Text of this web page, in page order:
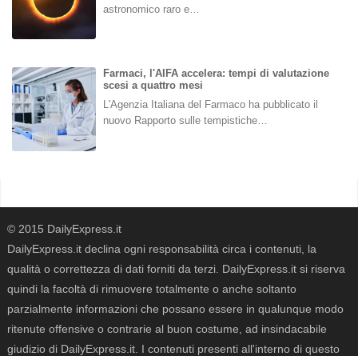
astronomico raro e…
Farmaci, l'AIFA accelera: tempi di valutazione
scesi a quattro mesi
L'Agenzia Italiana del Farmaco ha pubblicato il
nuovo Rapporto sulle tempistiche…
© 2015 DailyExpress.it
DailyExpress.it declina ogni responsabilità circa i contenuti, la
qualità o correttezza di dati forniti da terzi. DailyExpress.it si riserva
quindi la facoltà di rimuovere totalmente o anche soltanto
parzialmente informazioni che possano essere in qualunque modo
ritenute offensive o contrarie al buon costume, ad insindacabile
giudizio di DailyExpress.it. I contenuti presenti all'interno di questo